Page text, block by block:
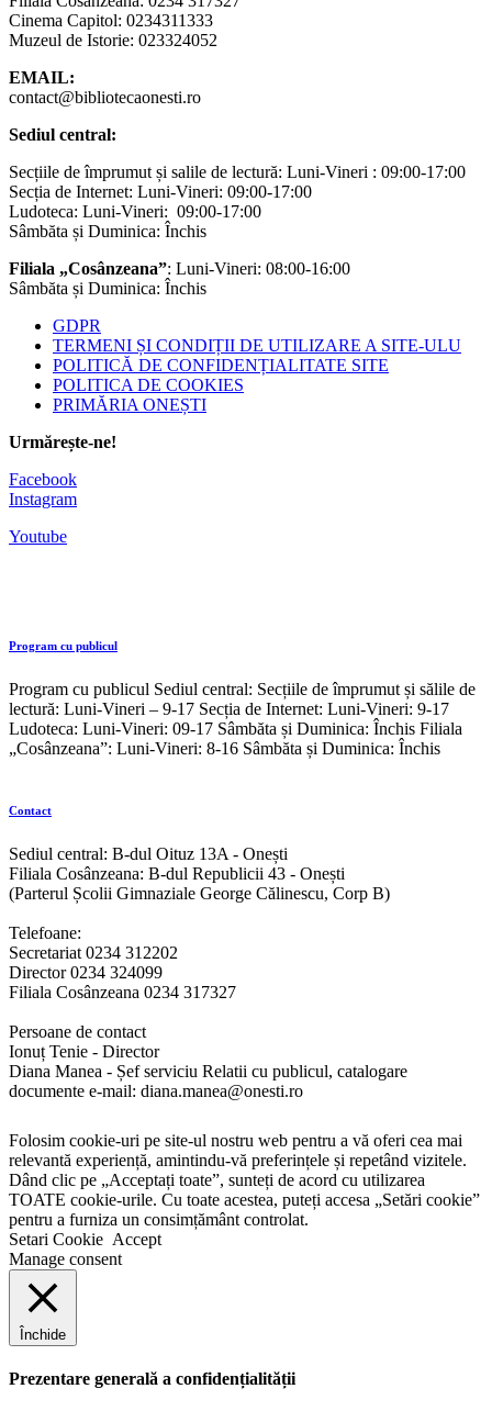
Cinema Capitol: 0234311333
Muzeul de Istorie: 023324052
EMAIL:
contact@bibliotecaonesti.ro
Sediul central:
Secțiile de împrumut și salile de lectură: Luni-Vineri : 09:00-17:00
Secția de Internet: Luni-Vineri: 09:00-17:00
Ludoteca: Luni-Vineri: 09:00-17:00
Sâmbăta și Duminica: Închis
Filiala „Cosânzeana”: Luni-Vineri: 08:00-16:00
Sâmbăta și Duminica: Închis
GDPR
TERMENI ȘI CONDIȚII DE UTILIZARE A SITE-ULU
POLITICĂ DE CONFIDENȚIALITATE SITE
POLITICA DE COOKIES
PRIMĂRIA ONEȘTI
Urmărește-ne!
Facebook
Instagram
Youtube
Program cu publicul
Program cu publicul Sediul central: Secțiile de împrumut și sălile de
lectură: Luni-Vineri – 9-17 Secția de Internet: Luni-Vineri: 9-17
Ludoteca: Luni-Vineri: 09-17 Sâmbăta și Duminica: Închis Filiala
„Cosânzeana”: Luni-Vineri: 8-16 Sâmbăta și Duminica: Închis
Contact
Sediul central: B-dul Oituz 13A - Onești
Filiala Cosânzeana: B-dul Republicii 43 - Onești
(Parterul Școlii Gimnaziale George Călinescu, Corp B)
Telefoane:
Secretariat 0234 312202
Director 0234 324099
Filiala Cosânzeana 0234 317327
Persoane de contact
Ionuț Tenie - Director
Diana Manea - Șef serviciu Relatii cu publicul, catalogare
documente e-mail: diana.manea@onesti.ro
Folosim cookie-uri pe site-ul nostru web pentru a vă oferi cea mai
relevantă experiență, amintindu-vă preferințele și repetând vizitele.
Dând clic pe „Acceptați toate”, sunteți de acord cu utilizarea
TOATE cookie-urile. Cu toate acestea, puteți accesa „Setări cookie”
pentru a furniza un consimțământ controlat.
Setari Cookie Accept
Manage consent
Închide
Prezentare generală a confidențialității